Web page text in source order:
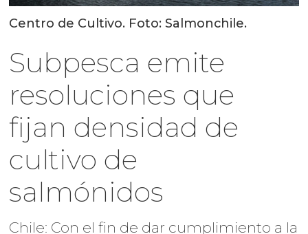
Centro de Cultivo. Foto: Salmonchile.
Subpesca emite
resoluciones que
fijan densidad de
cultivo de
salmónidos
Chile: Con el fin de dar cumplimiento a la